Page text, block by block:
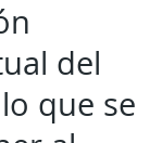
del
que se